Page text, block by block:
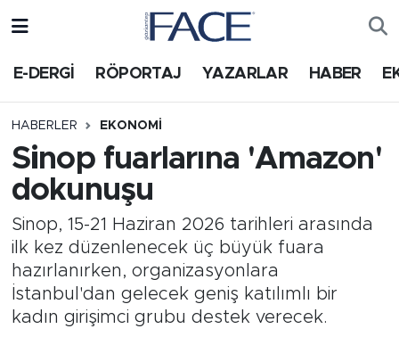
E-DERGİ RÖPORTAJ YAZARLAR HABER
HABERLER EKONOMI
Sinop fuarlarına 'Amazon'
dokunuşu
Sinop, 15-21 Haziran 2026 tarihleri arasında
ilk kez düzenlenecek üç büyük fuara
hazırlanırken, organizasyonlara
İstanbul'dan gelecek geniş katılımlı bir
kadın girişimci grubu destek verecek.
HABER
Nöbetçi Eczaneler
Trafik Durumu
Süper Lig Puan Durumu ve Fikstür
Tüm Manşetler
Son Dakika Haberleri